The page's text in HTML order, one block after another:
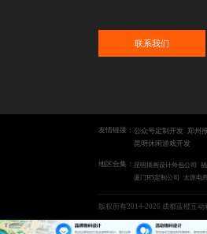
联系我们
友情链接： 公众号定制开发 郑州
昆明休闲游戏开发
地区合集： 昆明插画设计外包公司
厦门H5定制公司
太原电
版权所有2014-2026 成都蓝橙互动